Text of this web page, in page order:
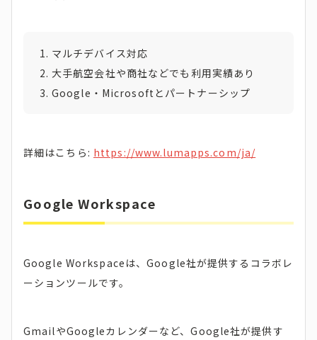
マルチデバイス対応
大手航空会社や商社などでも利用実績あり
Google・Microsoftとパートナーシップ
詳細はこちら: https://www.lumapps.com/ja/
Google Workspace
Google Workspaceは、Google社が提供するコラボレ
ーションツールです。
GmailやGoogleカレンダーなど、Google社が提供す